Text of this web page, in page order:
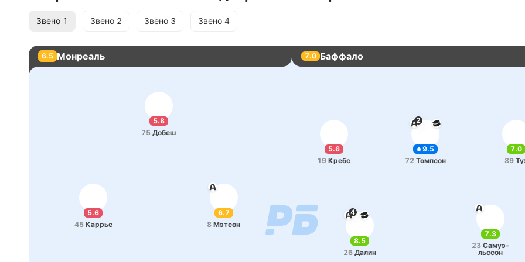
Звено 1 Звено 2 Звено 3 Звено 4
6.5 Монреаль 7.0 Баффало
5.8
75 Добеш
6.7
8 Мэтсон
5.6
45 Каррье
8.5
4
26 Далин
7.3
23 Са­муэ­
льссон
9.5
2
72 То­мпсон
7.0
89
5.6
19 Кребс